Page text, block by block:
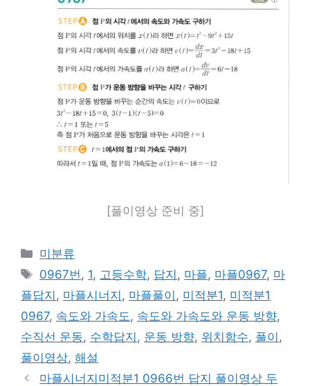
[풀이영상 준비 중]
카
테
리
미분류
태
그
0967번 , 1, 고등수학, 답지 , 마플, 마플0967, 마
플답지 , 마플시너지 , 마플풀이 , 미적분1, 미적분1
0967, 속도와 가속도 , 속도와 가속도와 운동 방향,
수직선 운동, 수학답지 , 운동 방향, 위치함수, 풀이 ,
풀이영상, 해설
마플시너지미적분1 0966번 답지 풀이영상 두